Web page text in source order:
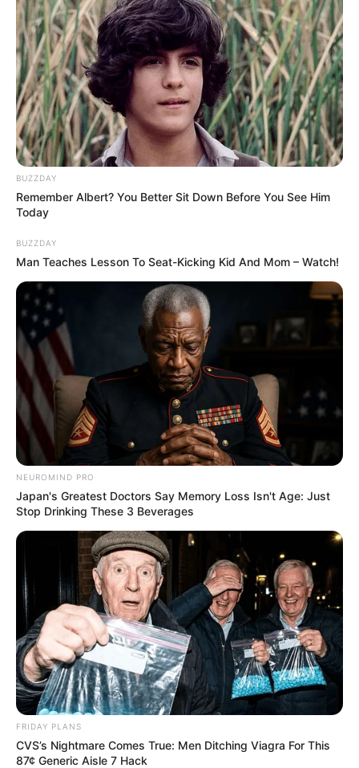
BUZZDAY
Remember Albert? You Better Sit Down Before You See Him
Today
BUZZDAY
Man Teaches Lesson To Seat-Kicking Kid And Mom – Watch!
NEUROMIND PRO
Japan's Greatest Doctors Say Memory Loss Isn't Age: Just
Stop Drinking These 3 Beverages
FRIDAY PLANS
CVS’s Nightmare Comes True: Men Ditching Viagra For This
87¢ Generic Aisle 7 Hack